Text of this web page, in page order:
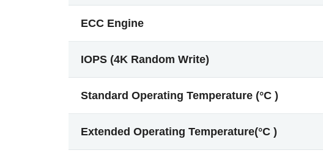
ECC Engine
IOPS (4K Random Write)
Standard Operating Temperature (°C )
Extended Operating Temperature(°C )